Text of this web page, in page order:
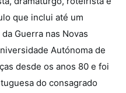
que inclui até um
Guerra nas Novas
Autónoma de
desde os anos 80 e foi
do consagrado